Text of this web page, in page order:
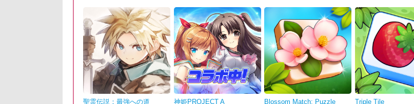
聖霊伝説：最強への道 神姫PROJECT A Blossom Match: Puzzle Triple Tile